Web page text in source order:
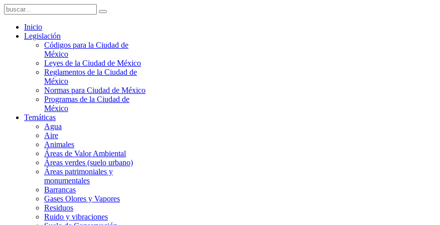
Inicio
Legislación
Códigos para la Ciudad de
México
Leyes de la Ciudad de México
Reglamentos de la Ciudad de
México
Normas para Ciudad de México
Programas de la Ciudad de
México
Temáticas
Agua
Aire
Animales
Áreas de Valor Ambiental
Áreas verdes (suelo urbano)
Áreas patrimoniales y
monumentales
Barrancas
Gases Olores y Vapores
Residuos
Ruido y vibraciones